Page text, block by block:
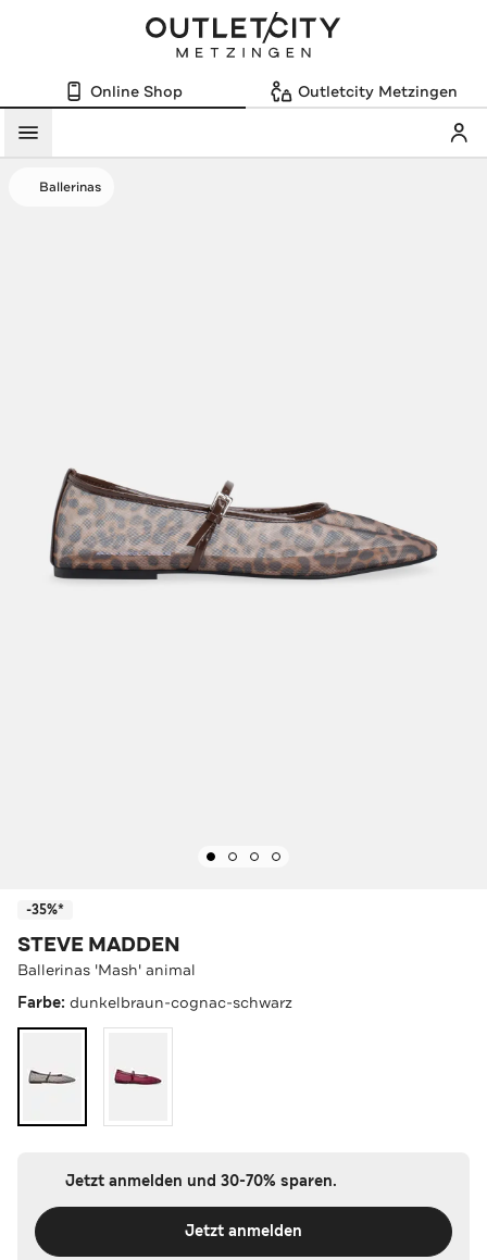
Online Shop Outletcity Metzingen
Menü
Ballerinas
-35%*
STEVE MADDEN
Ballerinas 'Mash' animal
Farbe: dunkelbraun-cognac-schwarz
Jetzt anmelden und 30-70% sparen.
Jetzt anmelden